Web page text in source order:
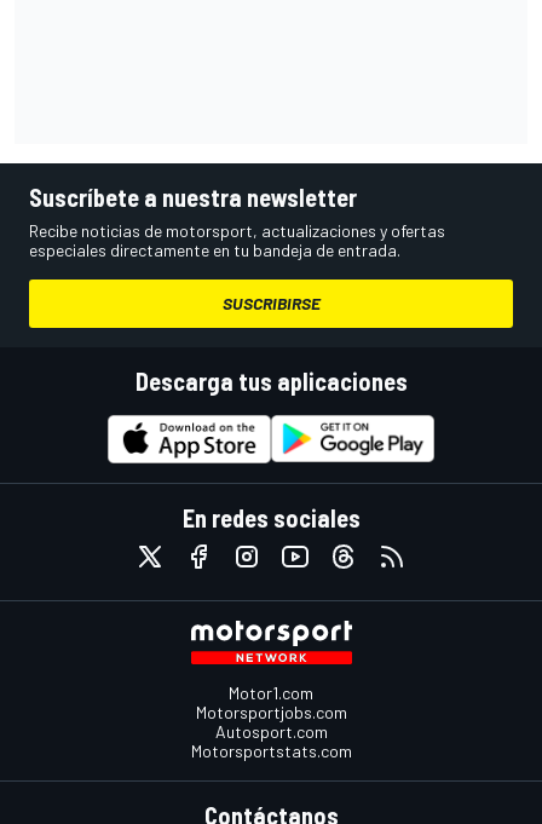
Suscríbete a nuestra newsletter
Recibe noticias de motorsport, actualizaciones y ofertas
especiales directamente en tu bandeja de entrada.
SUSCRIBIRSE
Descarga tus aplicaciones
En redes sociales
Motor1.com
Motorsportjobs.com
Autosport.com
Motorsportstats.com
Contáctanos